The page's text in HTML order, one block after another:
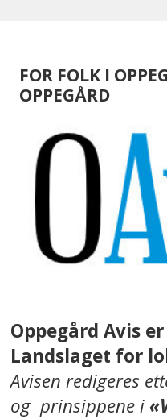
FOR FOLK I
OPPEGÅRD
Oppegård Avis
Landslaget for
Avisen redigeres
og prinsippene i